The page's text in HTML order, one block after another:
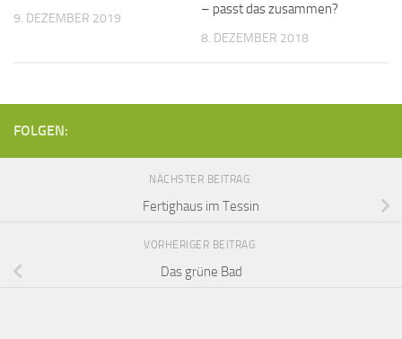
9. DEZEMBER 2019
– passt das zusammen?
8. DEZEMBER 2018
FOLGEN:
NÄCHSTER BEITRAG
Fertighaus im Tessin
VORHERIGER BEITRAG
Das grüne Bad